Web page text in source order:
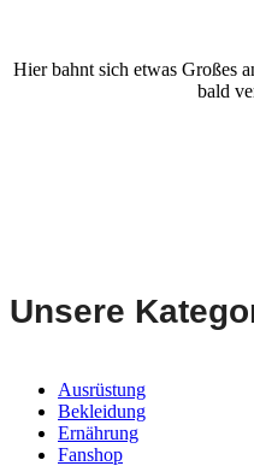
Hier bahnt sich etwas Großes
bald
Unsere
Ausrüstung
Bekleidung
Ernährung
Fanshop